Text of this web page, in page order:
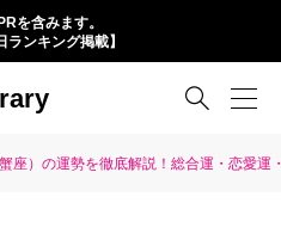
を含みます。
ランキング掲載】

座）の運勢を徹底解説！総合運・恋愛